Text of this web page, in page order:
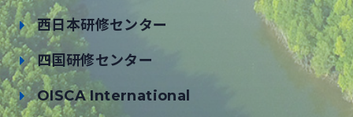
西日本研修センター
四国研修センター
OISCA International